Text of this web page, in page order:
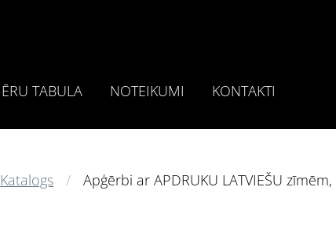
TABULA NOTEIKUMI KONTAKTI
Katalogs Apģērbi ar APDRUKU LATVIEŠU